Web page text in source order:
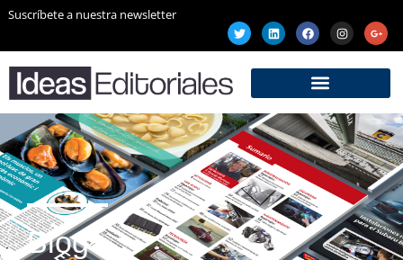
Suscríbete a nuestra newsletter
Blog